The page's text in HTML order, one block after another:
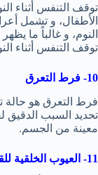
توقف التنفس أثناء
الأطفال، و تشمل
النوم، و غالباً ما
توقف التنفس أثناء
10- فرط التعرق
فرط التعرق هو حالة
تحديد السبب الدقيق
معينة من الجسم.
11- العيوب الخلقية للقلب